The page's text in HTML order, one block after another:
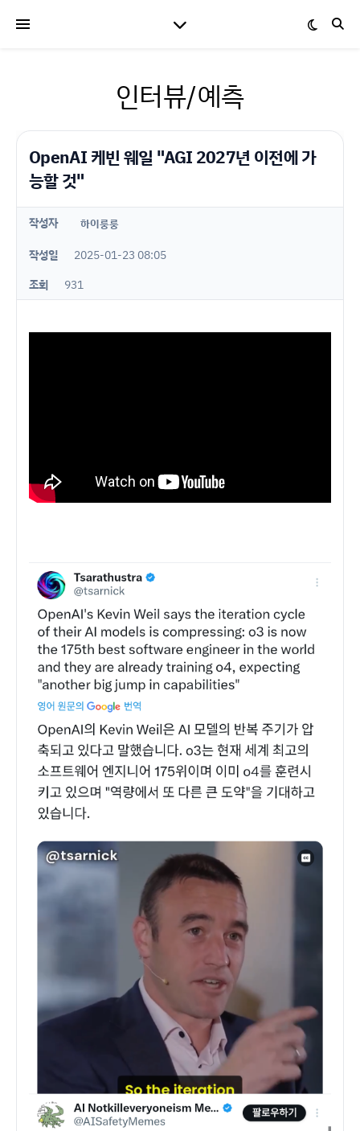
인터뷰/예측
OpenAI 케빈 웨일 "AGI 2027년 이전에 가
능할 것"
작성자 하이룽룽
작성일
2025-01-23 08:05
조회
931